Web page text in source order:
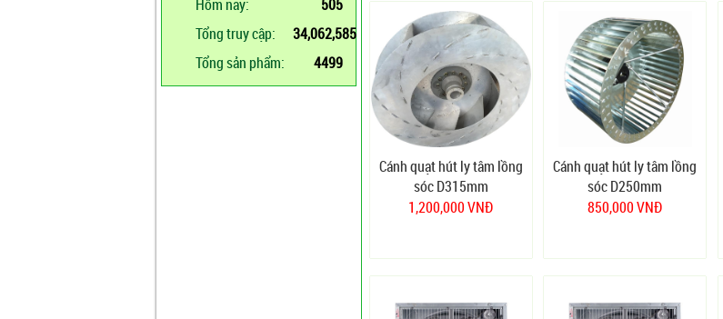
Hôm nay:
505
Tổng truy cập:
34,062,585
Tổng sản phẩm:
4499
Cánh quạt hút ly tâm lồng
sóc D315mm
1,200,000 VNĐ
Cánh quạt hút ly tâm lồng
sóc D250mm
850,000 VNĐ